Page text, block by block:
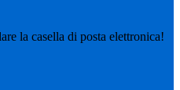
la casella di posta elettronica!